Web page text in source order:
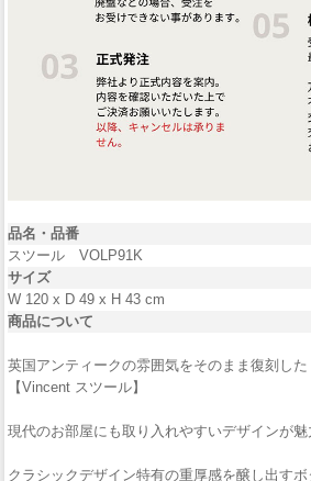
品名・ 品番
スツール VOLP91K
サイズ
W 120 x D 49 x H 43 cm
商品について
英国アンティークの雰囲気をそのまま復刻した
【Vincent スツール】
現代のお部屋にも取り入れやすいデザインが魅
クラシックデザイン特有の重厚感を醸し出すボ